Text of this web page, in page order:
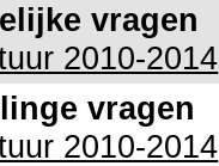
vragen
2010-2014
vragen
2010-2014